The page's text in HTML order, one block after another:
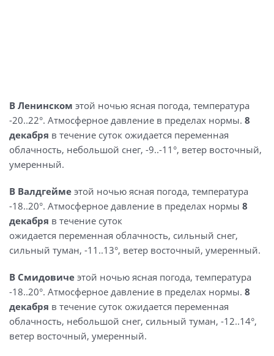
В Ленинском этой ночью ясная погода, температура
-20..22°. Атмосферное давление в пределах нормы. 8
декабря в течение суток ожидается переменная
облачность, небольшой снег, -9..-11°, ветер восточный,
умеренный.
В Валдгейме этой ночью ясная погода, температура
-18..20°. Атмосферное давление в пределах нормы 8
декабря в течение суток
ожидается переменная облачность, сильный снег,
сильный туман, -11..13°, ветер восточный, умеренный.
В Смидовиче этой ночью ясная погода, температура
-18..20°. Атмосферное давление в пределах нормы. 8
декабря в течение суток ожидается переменная
облачность, небольшой снег, сильный туман, -12..14°,
ветер восточный, умеренный.